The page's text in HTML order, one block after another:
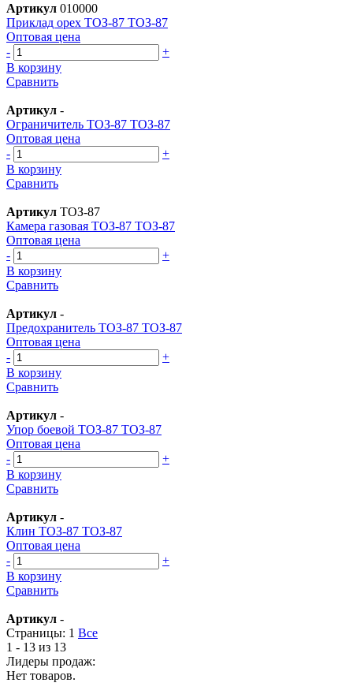
Артикул 010000
Приклад орех ТОЗ-87 ТОЗ-87
Оптовая цена
-
+
В корзину
Сравнить
Артикул -
Ограничитель ТОЗ-87 ТОЗ-87
Оптовая цена
-
+
В корзину
Сравнить
Артикул ТОЗ-87
Камера газовая ТОЗ-87 ТОЗ-87
Оптовая цена
-
+
В корзину
Сравнить
Артикул -
Предохранитель ТОЗ-87 ТОЗ-87
Оптовая цена
-
+
В корзину
Сравнить
Артикул -
Упор боевой ТОЗ-87 ТОЗ-87
Оптовая цена
-
+
В корзину
Сравнить
Артикул -
Клин ТОЗ-87 ТОЗ-87
Оптовая цена
-
+
В корзину
Сравнить
Артикул -
Страницы: 1 Все
1 - 13 из 13
Лидеры продаж:
Нет товаров.